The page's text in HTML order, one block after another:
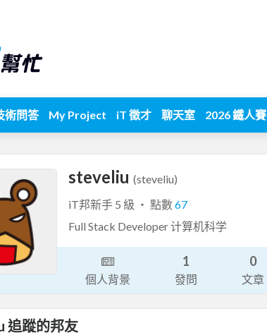
術問答 My Project iT 徵才 聊天室 2026 鐵人賽
steveliu (steveliu)
iT邦新手 5 級 ‧ 點數67
Full Stack Developer 计算机科学
個人背景
1
發問
0
文章
追蹤的邦友